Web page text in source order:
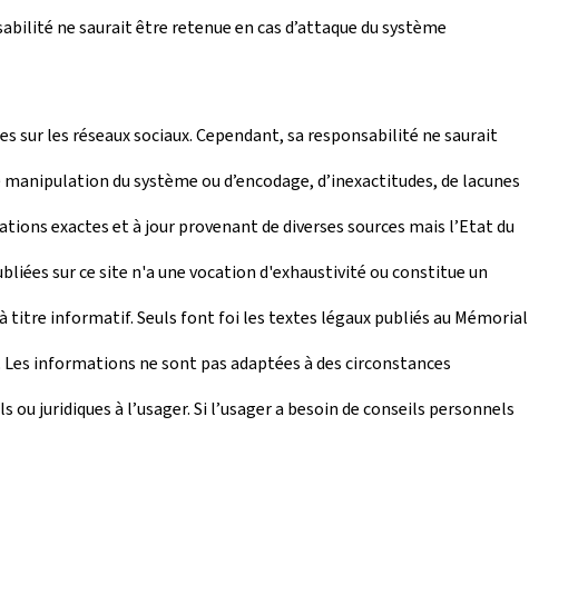
ne saurait être retenue en cas d’attaque du système
sur les réseaux sociaux. Cependant, sa responsabilité ne saurait
du système ou d’encodage, d’inexactitudes, de lacunes
exactes et à jour provenant de diverses sources mais l’Etat du
sur ce site n'a une vocation d'exhaustivité ou constitue un
titre informatif. Seuls font foi les textes légaux publiés au Mémorial
informations ne sont pas adaptées à des circonstances
juridiques à l’usager. Si l’usager a besoin de conseils personnels